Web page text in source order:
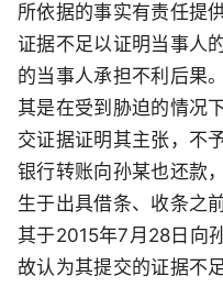
所依据的事实有责任提
证据不足以证明当事人
的当事人承担不利后果
其是在受到胁迫的情况
交证据证明其主张，不
银行转账向孙某也还款
生于出具借条、收条之
其于2015年7月28日向
故认为其提交的证据不